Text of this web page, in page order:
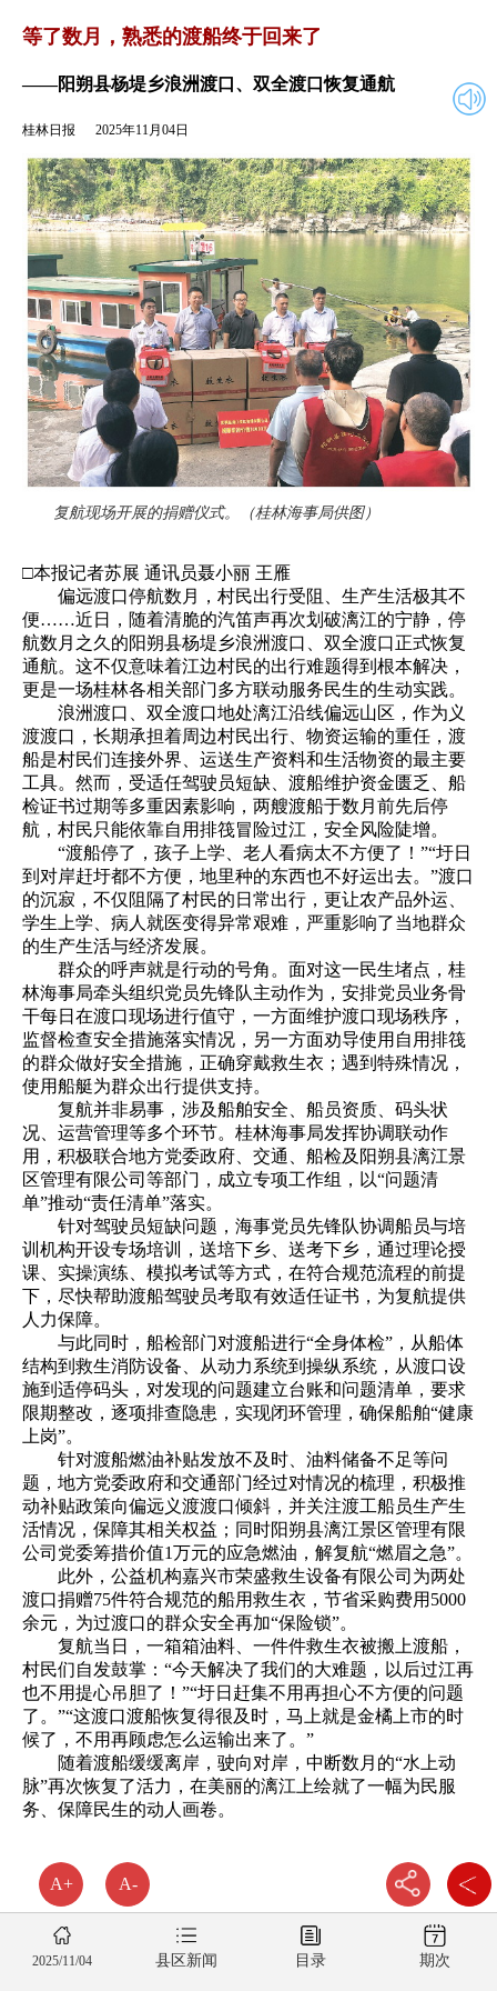
A+ A-
2025年11月04日
等了数月，熟悉的渡船终于回来了
——阳朔县杨堤乡浪洲渡口、双全渡口恢复通航
桂林日报 2025年11月04日
复航现场开展的捐赠仪式。（桂林海事局供图）
□本报记者苏展 通讯员聂小丽 王雁
偏远渡口停航数月，村民出行受阻、生产生活极其不
便……近日，随着清脆的汽笛声再次划破漓江的宁静，停
航数月之久的阳朔县杨堤乡浪洲渡口、双全渡口正式恢复
通航。这不仅意味着江边村民的出行难题得到根本解决，
更是一场桂林各相关部门多方联动服务民生的生动实践。
浪洲渡口、双全渡口地处漓江沿线偏远山区，作为义
渡渡口，长期承担着周边村民出行、物资运输的重任，渡
船是村民们连接外界、运送生产资料和生活物资的最主要
工具。然而，受适任驾驶员短缺、渡船维护资金匮乏、船
检证书过期等多重因素影响，两艘渡船于数月前先后停
航，村民只能依靠自用排筏冒险过江，安全风险陡增。
“渡船停了，孩子上学、老人看病太不方便了！”“圩日
到对岸赶圩都不方便，地里种的东西也不好运出去。”渡口
的沉寂，不仅阻隔了村民的日常出行，更让农产品外运、
学生上学、病人就医变得异常艰难，严重影响了当地群众
的生产生活与经济发展。
群众的呼声就是行动的号角。面对这一民生堵点，桂
林海事局牵头组织党员先锋队主动作为，安排党员业务骨
干每日在渡口现场进行值守，一方面维护渡口现场秩序，
监督检查安全措施落实情况，另一方面劝导使用自用排筏
的群众做好安全措施，正确穿戴救生衣；遇到特殊情况，
使用船艇为群众出行提供支持。
复航并非易事，涉及船舶安全、船员资质、码头状
况、运营管理等多个环节。桂林海事局发挥协调联动作
用，积极联合地方党委政府、交通、船检及阳朔县漓江景
区管理有限公司等部门，成立专项工作组，以“问题清
单”推动“责任清单”落实。
针对驾驶员短缺问题，海事党员先锋队协调船员与培
训机构开设专场培训，送培下乡、送考下乡，通过理论授
课、实操演练、模拟考试等方式，在符合规范流程的前提
下，尽快帮助渡船驾驶员考取有效适任证书，为复航提供
人力保障。
与此同时，船检部门对渡船进行“全身体检”，从船体
结构到救生消防设备、从动力系统到操纵系统，从渡口设
施到适停码头，对发现的问题建立台账和问题清单，要求
限期整改，逐项排查隐患，实现闭环管理，确保船舶“健康
上岗”。
针对渡船燃油补贴发放不及时、油料储备不足等问
题，地方党委政府和交通部门经过对情况的梳理，积极推
动补贴政策向偏远义渡渡口倾斜，并关注渡工船员生产生
活情况，保障其相关权益；同时阳朔县漓江景区管理有限
公司党委筹措价值1万元的应急燃油，解复航“燃眉之急”。
此外，公益机构嘉兴市荣盛救生设备有限公司为两处
渡口捐赠75件符合规范的船用救生衣，节省采购费用5000
余元，为过渡口的群众安全再加“保险锁”。
复航当日，一箱箱油料、一件件救生衣被搬上渡船，
村民们自发鼓掌：“今天解决了我们的大难题，以后过江再
也不用提心吊胆了！”“圩日赶集不用再担心不方便的问题
了。”“这渡口渡船恢复得很及时，马上就是金橘上市的时
候了，不用再顾虑怎么运输出来了。”
随着渡船缓缓离岸，驶向对岸，中断数月的“水上动
脉”再次恢复了活力，在美丽的漓江上绘就了一幅为民服
务、保障民生的动人画卷。
2025/11/04 县区新闻 目录 期次